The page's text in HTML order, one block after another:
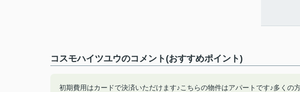
コスモハイツユウのコメント(おすすめポイント)
初期費用はカードで決済いただけます♪こちらの物件はアパートです♪多くの